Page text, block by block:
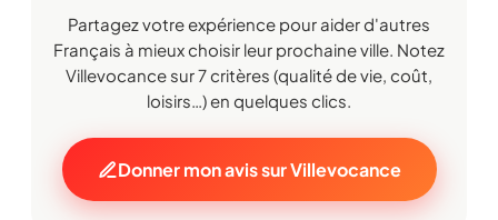
Partagez votre expérience pour aider d'autres
Français à mieux choisir leur prochaine ville. Notez
Villevocance sur 7 critères (qualité de vie, coût,
loisirs…) en quelques clics.
Donner mon avis sur Villevocance